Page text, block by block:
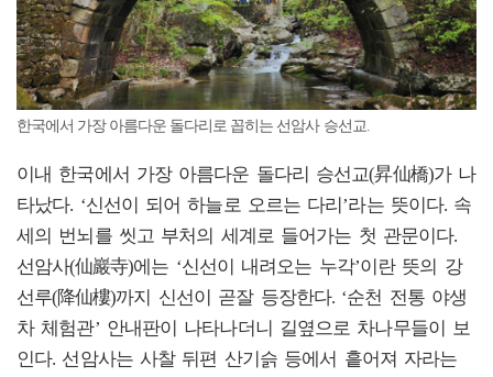
한국에서 가장 아름다운 돌다리로 꼽히는 선암사 승선교.
이내 한국에서 가장 아름다운 돌다리 승선교(昇仙橋)가 나
타났다. ‘신선이 되어 하늘로 오르는 다리’라는 뜻이다. 속
세의 번뇌를 씻고 부처의 세계로 들어가는 첫 관문이다.
선암사(仙巖寺)에는 ‘신선이 내려오는 누각’이란 뜻의 강
선루(降仙樓)까지 신선이 곧잘 등장한다. ‘순천 전통 야생
차 체험관’ 안내판이 나타나더니 길옆으로 차나무들이 보
인다. 선암사는 사찰 뒤편 산기슭 등에서 흩어져 자라는